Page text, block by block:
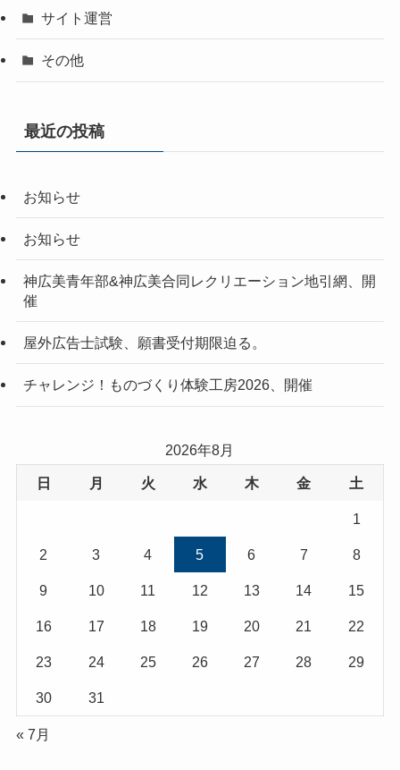
サイト運営
その他
最近の投稿
お知らせ
お知らせ
神広美青年部&神広美合同レクリエーション地引網、開
催
屋外広告士試験、願書受付期限迫る。
チャレンジ！ものづくり体験工房2026、開催
2026年8月
日 月 火 水 木 金 土
1
2 3 4 5 6 7 8
9 10 11 12 13 14 15
16 17 18 19 20 21 22
23 24 25 26 27 28 29
30 31
« 7月